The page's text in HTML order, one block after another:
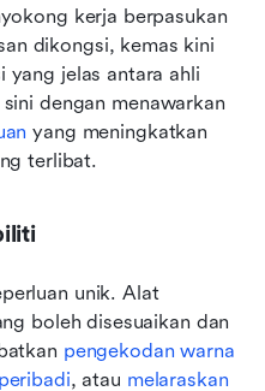
kerja berpasukan
dikongsi, kemas kini
yang jelas antara ahli
yang meningkatkan
terlibat.
unik. Alat
boleh disesuaikan dan
pengekodan warna
, atau melaraskan